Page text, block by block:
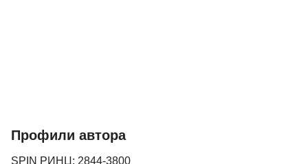
Профили автора
SPIN РИНЦ: 2844-3800